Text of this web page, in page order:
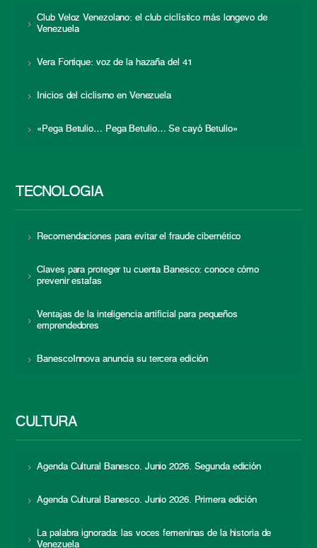
Club Veloz Venezolano: el club ciclístico más longevo de
Venezuela
Vera Fortique: voz de la hazaña del 41
Inicios del ciclismo en Venezuela
«Pega Betulio… Pega Betulio… Se cayó Betulio»
TECNOLOGÍA
Recomendaciones para evitar el fraude cibernético
Claves para proteger tu cuenta Banesco: conoce cómo
prevenir estafas
Ventajas de la inteligencia artificial para pequeños
emprendedores
BanescoInnova anuncia su tercera edición
CULTURA
Agenda Cultural Banesco. Junio 2026. Segunda edición
Agenda Cultural Banesco. Junio 2026. Primera edición
La palabra ignorada: las voces femeninas de la historia de
Venezuela